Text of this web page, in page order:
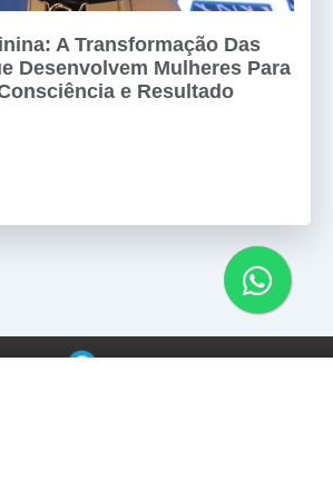
A Transformação Das
Desenvolvem Mulheres Para
e Resultado